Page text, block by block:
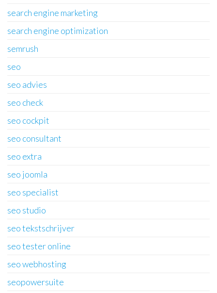
search engine marketing
search engine optimization
semrush
seo
seo advies
seo check
seo cockpit
seo consultant
seo extra
seo joomla
seo specialist
seo studio
seo tekstschrijver
seo tester online
seo webhosting
seopowersuite